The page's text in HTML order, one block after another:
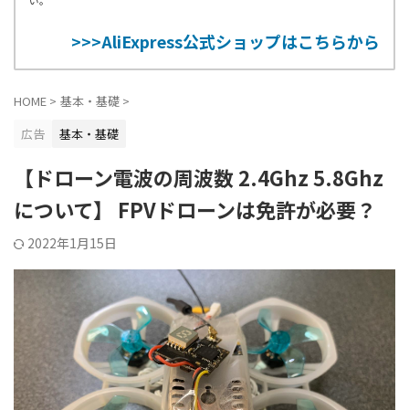
>>>AliExpress公式ショップはこちらから
HOME > 基本・基礎 >
広告
基本・基礎
【ドローン電波の周波数 2.4Ghz 5.8Ghz
について】 FPVドローンは免許が必要？
2022年1月15日